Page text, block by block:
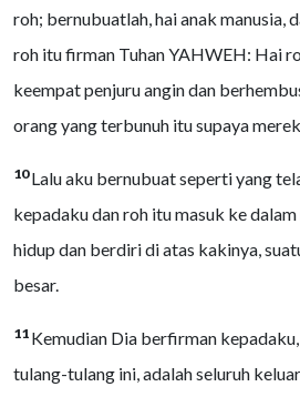
roh; bernubuatlah, hai anak manusia,
roh itu firman Tuhan YAHWEH: Hai
keempat penjuru angin dan
orang yang terbunuh itu supaya
10Lalu aku bernubuat seperti yang
kepadaku dan roh itu masuk ke
hidup dan berdiri di atas kakinya,
besar.
11 Kemudian Dia berfirman
tulang-tulang ini, adalah seluruh